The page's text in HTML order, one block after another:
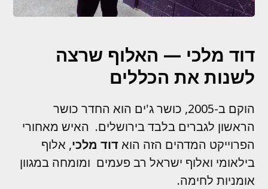
דוד מלכי — האלוף שרצה
לשנות את הכללים
הוקם ב-2005, כושר ג'ים הוא החדר כושר
הראשון לגברים בלבד בירושלים. האיש מאחורי
הפרוייקט המדהים הזה הואדוד מלכי, אלוף
בילאומי ואלוף ישראל רב פעמים ומומחה במגוון
אומניות לחימה.